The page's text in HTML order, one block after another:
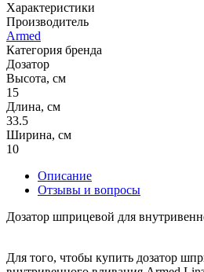
Характеристики
Производитель
Armed
Категория бренда
Дозатор
Высота, см
15
Длина, см
33.5
Ширина, см
10
Описание
Отзывы и вопросы
Дозатор шприцевой для
Для того, чтобы купить дозатор